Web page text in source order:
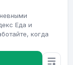
Еда и
когда